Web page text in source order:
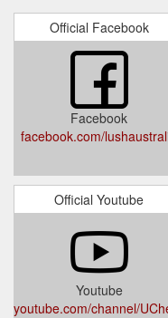
Official Facebook
Facebook
facebook.com/
Official Youtube
Youtube
youtube.com/channel/